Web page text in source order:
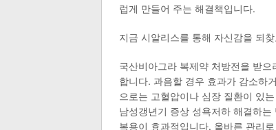
럽게 만들어 주는 해결책입니다.
지금 시알리스를 통해 자신감을 되
국산비아그라 복제약 처방전을 받
합니다. 과음할 경우 효과가 감소하
으로는 고혈압이나 심장 질환이 있
남성갱년기 증상 성욕저하 해결하
복용이 효과적입니다. 올바른 관리